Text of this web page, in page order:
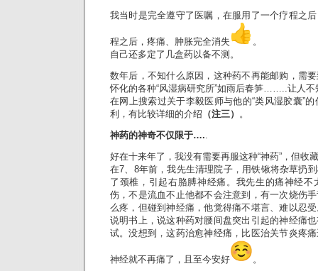
我当时是完全遵守了医嘱，在服用了一个疗程之
程之后，疼痛、肿胀完全消失
。
自己还多定了几盒药以备不测。
数年后，不知什么原因，这种药不再能邮购，需
怀化的各种“风湿病研究所”如雨后春笋……..让人不
在网上搜索过关于李毅医师与他的“类风湿胶囊”
利，有比较详细的介绍 （注三） 。
神药的神奇不仅限于…..
好在十来年了，我没有需要再服这种“神药”，但收
在7、8年前，我先生清理院子，用铁锹将杂草扔
了颈椎，引起右胳膊神经痛。我先生的痛神经不
伤，不是流血不止他都不会注意到，有一次烧伤
么疼，但碰到神经痛，他觉得痛不堪言、难以忍
说明书上，说这种药对腰间盘突出引起的神经痛
试。没想到，这药治愈神经痛，比医治关节炎疼
神经就不再痛了，且至今安好
。